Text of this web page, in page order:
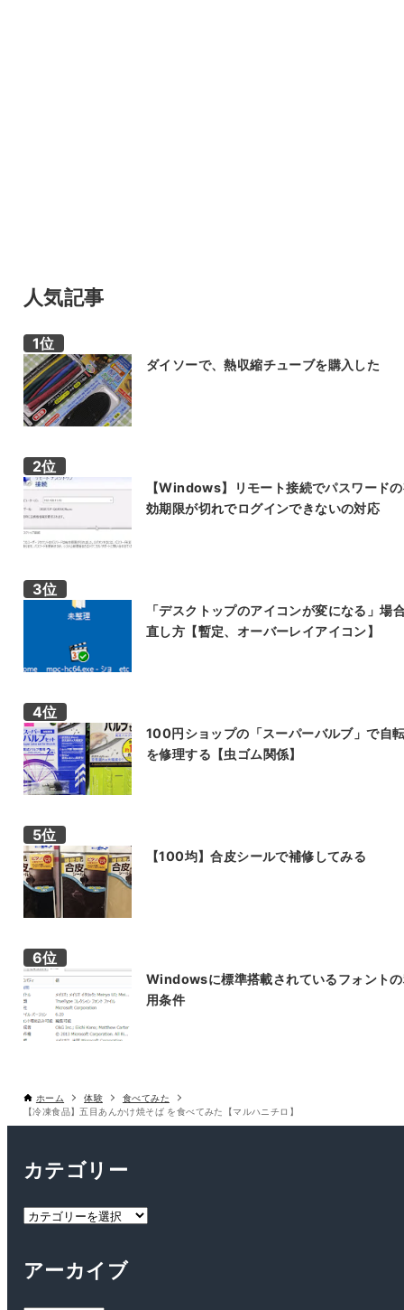
人気記事
ダイソーで、熱収縮チューブを購入した
【Windows】リモート接続でパスワード
効期限が切れでログインできないの対応
「デスクトップのアイコンが変になる」場
直し方【暫定、オーバーレイアイコン】
100円ショップの「スーパーバルブ」で自
を修理する【虫ゴム関係】
【100均】合皮シールで補修してみる
Windowsに標準搭載されているフォント
用条件
ホーム 体験
食べてみた
【冷凍食品】五目あんかけ焼そば を食べてみた【マルハニチロ】
カテゴリー
カ
リ
アーカイブ